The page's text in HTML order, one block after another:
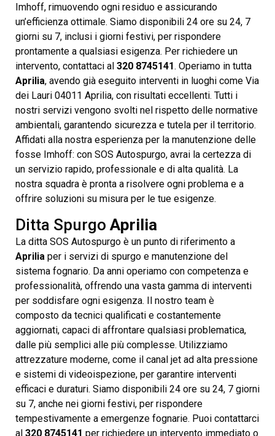
Imhoff, rimuovendo ogni residuo e assicurando
un’efficienza ottimale. Siamo disponibili 24 ore su 24, 7
giorni su 7, inclusi i giorni festivi, per rispondere
prontamente a qualsiasi esigenza. Per richiedere un
intervento, contattaci al 320 8745141. Operiamo in tutta
Aprilia, avendo già eseguito interventi in luoghi come Via
dei Lauri 04011 Aprilia, con risultati eccellenti. Tutti i
nostri servizi vengono svolti nel rispetto delle normative
ambientali, garantendo sicurezza e tutela per il territorio.
Affidati alla nostra esperienza per la manutenzione delle
fosse Imhoff: con SOS Autospurgo, avrai la certezza di
un servizio rapido, professionale e di alta qualità. La
nostra squadra è pronta a risolvere ogni problema e a
offrire soluzioni su misura per le tue esigenze.
Ditta Spurgo Aprilia
La ditta SOS Autospurgo è un punto di riferimento a
Aprilia per i servizi di spurgo e manutenzione del
sistema fognario. Da anni operiamo con competenza e
professionalità, offrendo una vasta gamma di interventi
per soddisfare ogni esigenza. Il nostro team è
composto da tecnici qualificati e costantemente
aggiornati, capaci di affrontare qualsiasi problematica,
dalle più semplici alle più complesse. Utilizziamo
attrezzature moderne, come il canal jet ad alta pressione
e sistemi di videoispezione, per garantire interventi
efficaci e duraturi. Siamo disponibili 24 ore su 24, 7 giorni
su 7, anche nei giorni festivi, per rispondere
tempestivamente a emergenze fognarie. Puoi contattarci
al 320 8745141 per richiedere un intervento immediato o